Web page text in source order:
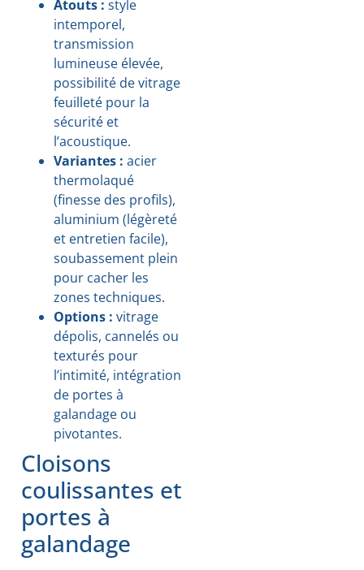
Atouts : style
intemporel,
transmission
lumineuse élevée,
possibilité de vitrage
feuilleté pour la
sécurité et
l’acoustique.
Variantes : acier
thermolaqué
(finesse des profils),
aluminium (légèreté
et entretien facile),
soubassement plein
pour cacher les
zones techniques.
Options : vitrage
dépolis, cannelés ou
texturés pour
l’intimité, intégration
de portes à
galandage ou
pivotantes.
Cloisons
coulissantes et
portes à
galandage